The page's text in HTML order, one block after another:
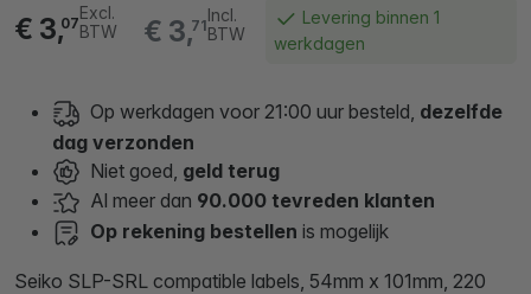
€ 3,71
Incl.
BTW
€ 3,07
Excl.
BTW
Levering binnen 1
werkdagen
Op werkdagen voor 21:00 uur besteld, dezelfde
dag verzonden
Niet goed, geld terug
Al meer dan 90.000 tevreden klanten
Op rekening bestellen is mogelijk
Seiko SLP-SRL compatible labels, 54mm x 101mm, 220